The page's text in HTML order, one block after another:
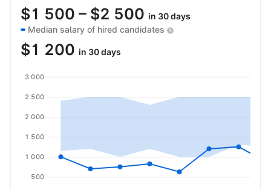
$1 500 – $2 500 in 30 days
Median salary of hired candidates
$1 200 in 30 days
500
1 000
1 500
2 000
2 500
3 000